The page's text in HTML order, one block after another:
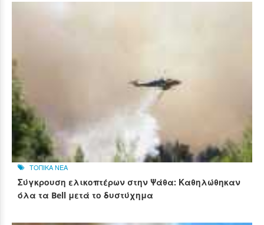
ΤΟΠΙΚΑ ΝΕΑ
Σύγκρουση ελικοπτέρων στην Ψάθα: Καθηλώθηκαν
όλα τα Bell μετά το δυστύχημα